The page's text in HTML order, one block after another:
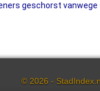
geschorst
© 2026 -